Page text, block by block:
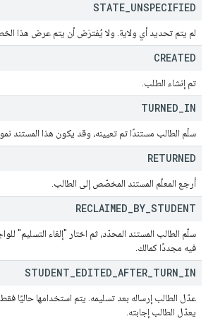
STATE UNSPECIFIED
لم يتم تحديد أي ولاية. ولا يُفترَض أن يتم عرض هذا الخطأ
CREATED
تم إنشاء الطلب.
TURNED IN
سلّم الطالب مستندًا تم تعيينه، وقد يكون هذا المستند
RETURNED
أرجع المعلّم المستند المخصّص إلى الطالب.
RECLAIMED BY STUDENT
سلّم الطالب المستند المحدّد، ثم اختار "إلغاء التسليم"
فيه مجددًا كمالك.
STUDENT EDITED AFTER TURN IN
عدّل الطالب إرساله بعد تسليمه. يتم استخدامها حاليًا
يعدّل الطالب إجابته.